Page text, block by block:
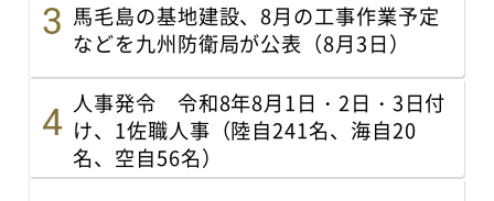
馬毛島の基地建設、8月の工事作業予定
などを九州防衛局が公表（8月3日）
人事発令 令和8年8月1日・2日・3日付
け、1佐職人事（陸自241名、海自20
名、空自56名）